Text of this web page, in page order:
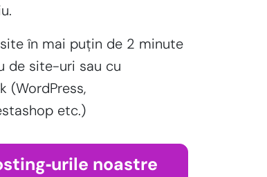
în mai puțin de 2 minute
de site-uri sau cu
(WordPress,
etc.)
noastre